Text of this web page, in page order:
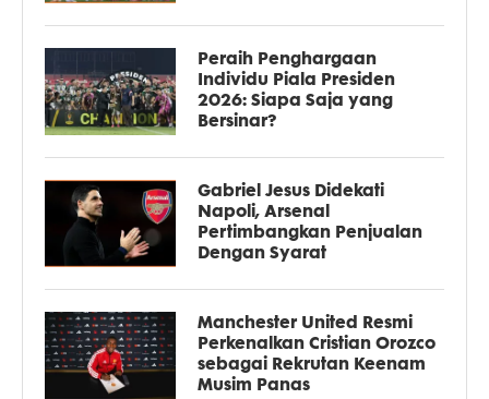
Peraih Penghargaan
Individu Piala Presiden
2026: Siapa Saja yang
Bersinar?
Gabriel Jesus Didekati
Napoli, Arsenal
Pertimbangkan Penjualan
Dengan Syarat
Manchester United Resmi
Perkenalkan Cristian Orozco
sebagai Rekrutan Keenam
Musim Panas